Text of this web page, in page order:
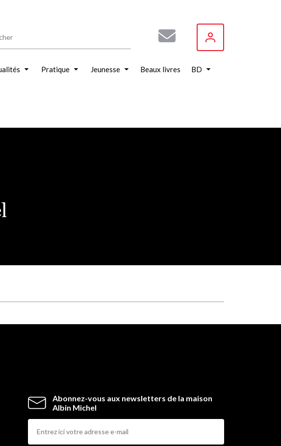
Pratique Jeunesse Beaux livres BD
Abonnez-vous aux newsletters de la maison
Albin Michel